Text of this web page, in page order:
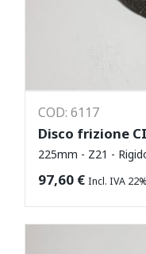
COD: 6117
Disco frizione
225mm - Z21 -
97,60 € Incl. IVA 22%